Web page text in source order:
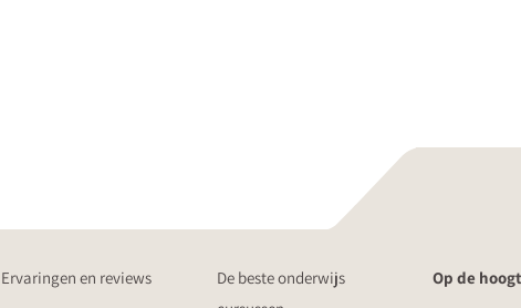
Ervaringen en reviews
De beste onderwijs
Op de